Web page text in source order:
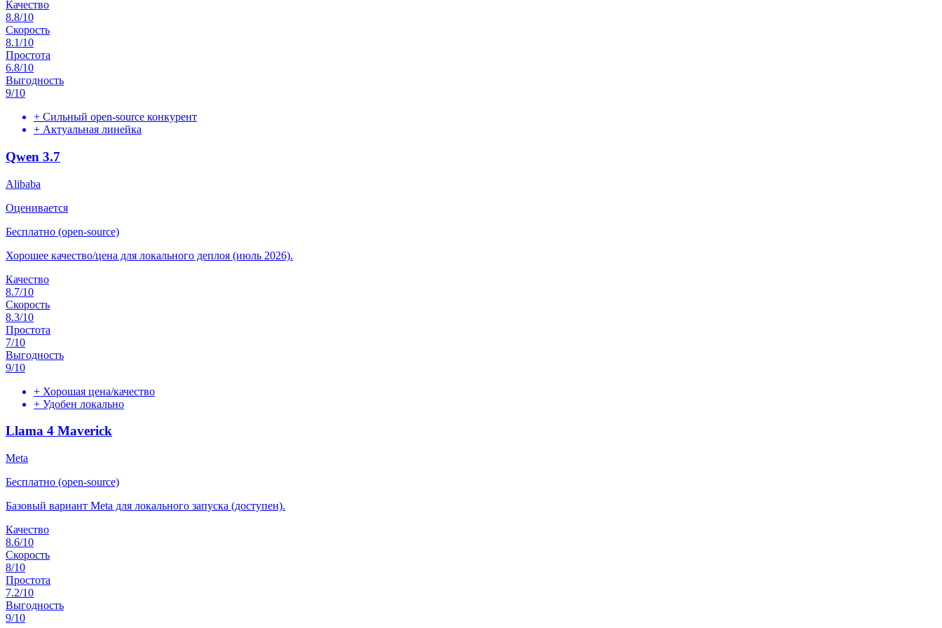
Качество
8.8/10
Скорость
8.1/10
Простота
6.8/10
Выгодность
9/10
+ Сильный open-source конкурент
+ Актуальная линейка
Qwen 3.7
Alibaba
Оценивается
Бесплатно (open-source)
Хорошее качество/цена для локального деплоя (июль 2026).
Качество
8.7/10
Скорость
8.3/10
Простота
7/10
Выгодность
9/10
+ Хорошая цена/качество
+ Удобен локально
Llama 4 Maverick
Meta
Бесплатно (open-source)
Базовый вариант Meta для локального запуска (доступен).
Качество
8.6/10
Скорость
8/10
Простота
7.2/10
Выгодность
9/10